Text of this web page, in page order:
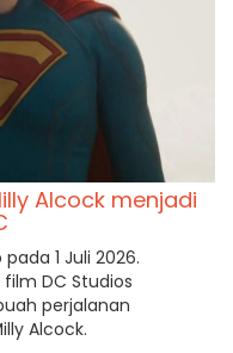
Alcock menjadi
1 Juli 2026.
DC Studios
perjalanan
Alcock.